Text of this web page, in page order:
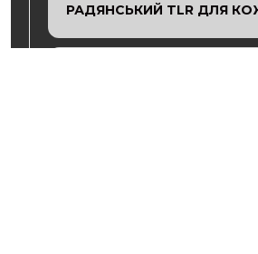
РАДЯНСЬКИЙ TLR ДЛЯ